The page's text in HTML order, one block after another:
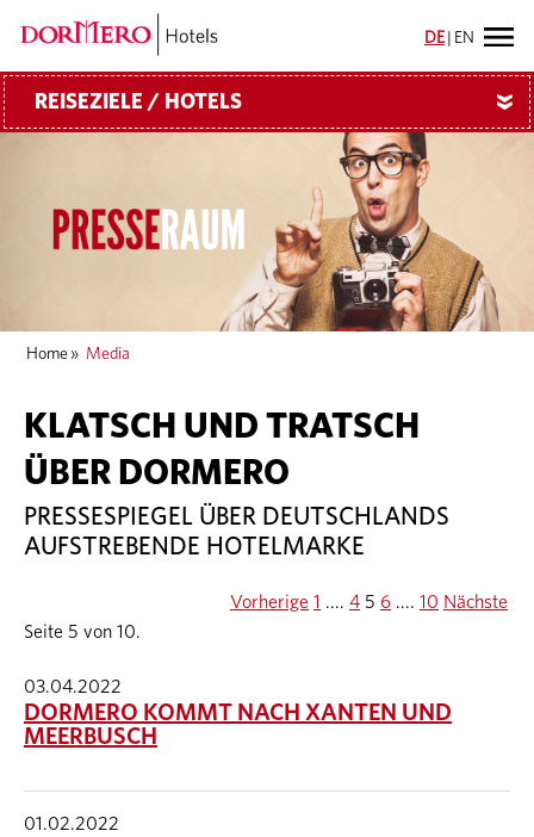
DE EN
REISEZIELE / HOTELS »
Home » Media
KLATSCH UND TRATSCH
ÜBER DORMERO
PRESSESPIEGEL ÜBER DEUTSCHLANDS
AUFSTREBENDE HOTELMARKE
Seite 5 von 10.
Vorherige 1 .... 4 5 6 .... 10 Nächste
03.04.2022
DORMERO KOMMT NACH XANTEN UND
MEERBUSCH
01.02.2022